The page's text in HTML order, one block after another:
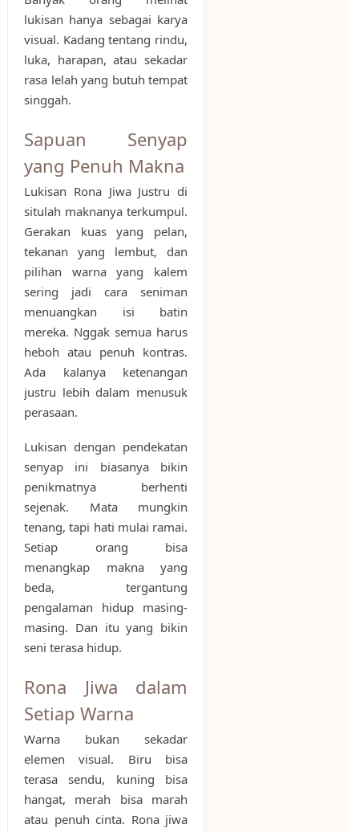
lukisan hanya sebagai karya
visual. Kadang tentang rindu,
luka, harapan, atau sekadar
rasa lelah yang butuh tempat
singgah.
Sapuan Senyap
yang Penuh Makna
Lukisan Rona Jiwa Justru di
situlah maknanya terkumpul.
Gerakan kuas yang pelan,
tekanan yang lembut, dan
pilihan warna yang kalem
sering jadi cara seniman
menuangkan isi batin
mereka. Nggak semua harus
heboh atau penuh kontras.
Ada kalanya ketenangan
justru lebih dalam menusuk
perasaan.
Lukisan dengan pendekatan
senyap ini biasanya bikin
penikmatnya berhenti
sejenak. Mata mungkin
tenang, tapi hati mulai ramai.
Setiap orang bisa
menangkap makna yang
beda, tergantung
pengalaman hidup masing-
masing. Dan itu yang bikin
seni terasa hidup.
Rona Jiwa dalam
Setiap Warna
Warna bukan sekadar
elemen visual. Biru bisa
terasa sendu, kuning bisa
hangat, merah bisa marah
atau penuh cinta. Rona jiwa